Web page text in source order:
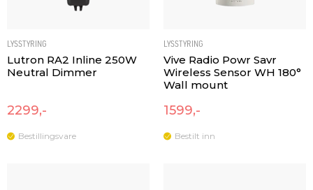
LYSSTYRING
Lutron RA2 Inline 250W
Neutral Dimmer
2299,-
Bestillingsvare
LYSSTYRING
Vive Radio Powr Savr
Wireless Sensor WH 180°
Wall mount
1599,-
Bestilt inn